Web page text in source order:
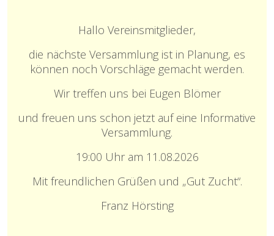
Hallo Vereinsmitglieder,
die nächste Versammlung ist in Planung, es
können noch Vorschläge gemacht werden.
Wir treffen uns bei Eugen Blömer
und freuen uns schon jetzt auf eine Informative
Versammlung.
19:00 Uhr am 11.08.2026
Mit freundlichen Grüßen und „Gut Zucht“.
Franz Hörsting